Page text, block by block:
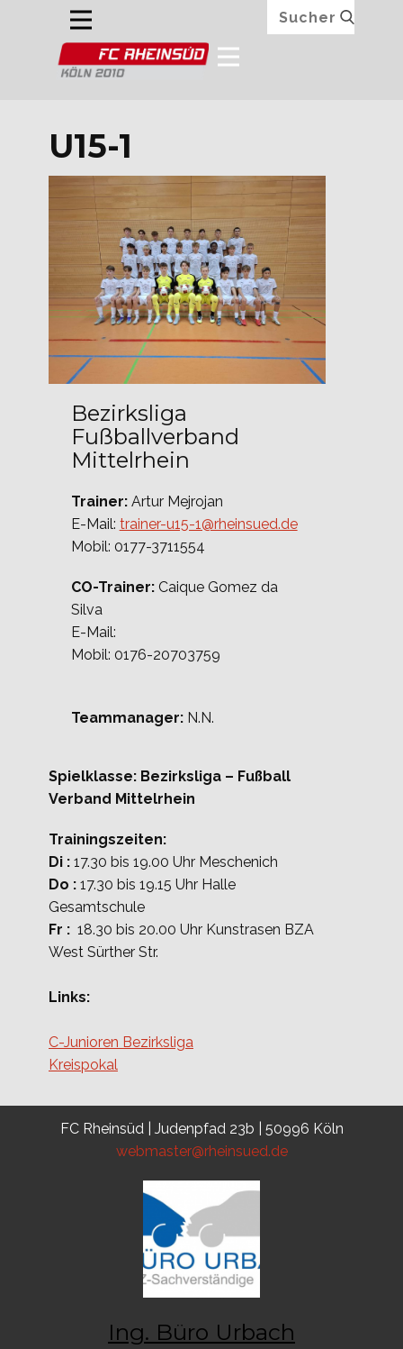
U15-1
Bezirksliga
Fußballverband
Mittelrhein
Trainer: Artur Mejrojan
E-Mail: trainer-u15-1@rheinsued.de
Mobil: 0177-3711554
CO-Trainer:Caique Gomez da
Silva
E-Mail:
Mobil: 0176-20703759
Teammanager:N.N.
Spielklasse: Bezirksliga – Fußball
Verband Mittelrhein
Trainingszeiten:
Di : 17.30 bis 19.00 Uhr Meschenich
Do : 17.30 bis 19.15 Uhr Halle
Gesamtschule
Fr : 18.30 bis 20.00 Uhr Kunstrasen BZA
West Sürther Str.
Links:
C-Junioren Bezirksliga
Kreispokal
FC Rheinsüd | Judenpfad 23b | 50996 Köln
webmaster@rheinsued.de
Ing. Büro Urbach